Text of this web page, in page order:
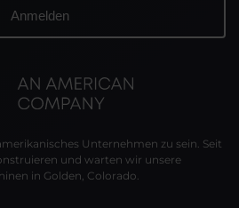
Unternehmen zu sein. Seit
und warten wir unsere
in Golden, Colorado.